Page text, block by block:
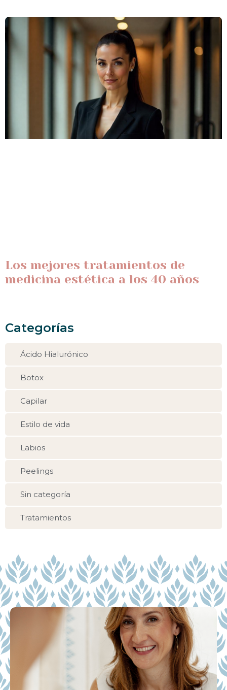
Los mejores tratamientos de
medicina estética a los 40 años
Categorías
Ácido Hialurónico
Botox
Capilar
Estilo de vida
Labios
Peelings
Sin categoría
Tratamientos